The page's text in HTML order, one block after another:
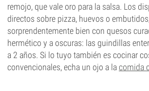
remojo, que vale oro para la salsa. Los
directos sobre pizza, huevos o
sorprendentemente bien con quesos
hermético y a oscuras: las guindillas
a 2 años. Si lo tuyo también es cocinar
convencionales, echa un ojo a lacomida